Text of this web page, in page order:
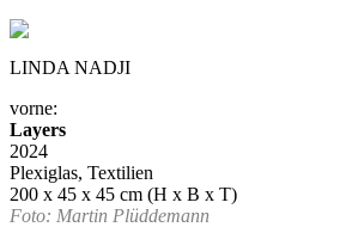
LINDA NADJI
vorne:
Layers
2024
Plexiglas, Textilien
200 x 45 x 45 cm (H x B x T)
Foto: Martin Plüddemann